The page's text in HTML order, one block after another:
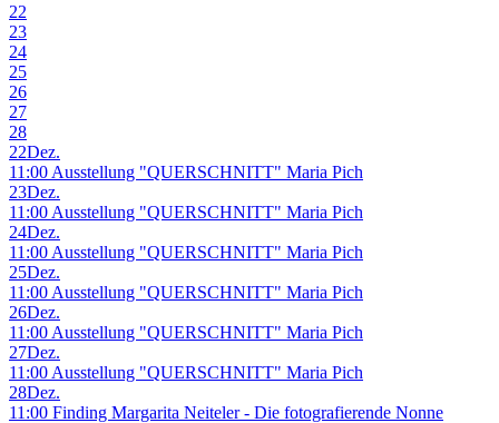
22
23
24
25
26
27
28
22Dez.
11:00 Ausstellung "QUERSCHNITT" Maria Pich
23Dez.
11:00 Ausstellung "QUERSCHNITT" Maria Pich
24Dez.
11:00 Ausstellung "QUERSCHNITT" Maria Pich
25Dez.
11:00 Ausstellung "QUERSCHNITT" Maria Pich
26Dez.
11:00 Ausstellung "QUERSCHNITT" Maria Pich
27Dez.
11:00 Ausstellung "QUERSCHNITT" Maria Pich
28Dez.
11:00 Finding Margarita Neiteler - Die fotografierende Nonne